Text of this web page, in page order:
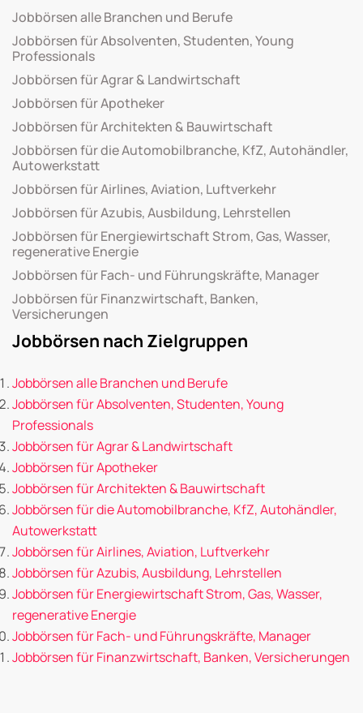
Jobbörsen alle Branchen und Berufe
Jobbörsen für Absolventen, Studenten, Young
Professionals
Jobbörsen für Agrar & Landwirtschaft
Jobbörsen für Apotheker
Jobbörsen für Architekten & Bauwirtschaft
Jobbörsen für die Automobilbranche, KfZ, Autohändler,
Autowerkstatt
Jobbörsen für Airlines, Aviation, Luftverkehr
Jobbörsen für Azubis, Ausbildung, Lehrstellen
Jobbörsen für Energiewirtschaft Strom, Gas, Wasser,
regenerative Energie
Jobbörsen für Fach- und Führungskräfte, Manager
Jobbörsen für Finanzwirtschaft, Banken,
Versicherungen
Jobbörsen nach Zielgruppen
Jobbörsen alle Branchen und Berufe
Jobbörsen für Absolventen, Studenten, Young
Professionals
Jobbörsen für Agrar & Landwirtschaft
Jobbörsen für Apotheker
Jobbörsen für Architekten & Bauwirtschaft
Jobbörsen für die Automobilbranche, KfZ, Autohändler,
Autowerkstatt
Jobbörsen für Airlines, Aviation, Luftverkehr
Jobbörsen für Azubis, Ausbildung, Lehrstellen
Jobbörsen für Energiewirtschaft Strom, Gas, Wasser,
regenerative Energie
Jobbörsen für Fach- und Führungskräfte, Manager
Jobbörsen für Finanzwirtschaft, Banken, Versicherungen